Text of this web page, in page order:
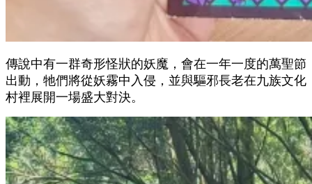
傳說中有一群奇形怪狀的妖魔，會在一年一度的萬聖節
出動，牠們將從妖霧中入侵，並與驅邪長老在九族文化
村裡展開一場盛大對決。